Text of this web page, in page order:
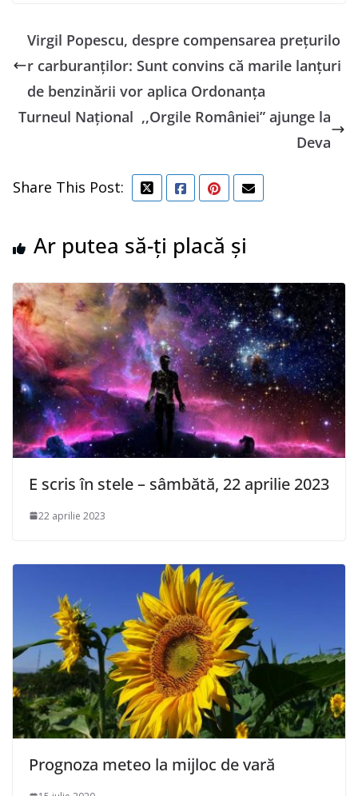
Virgil Popescu, despre compensarea preţurilo
r carburanţilor: Sunt convins că marile lanţuri
de benzinării vor aplica Ordonanţa
Turneul Național ,,Orgile României” ajunge la
Deva
Share This Post:
Ar putea să-ți placă și
E scris în stele – sâmbătă, 22 aprilie 2023
22 aprilie 2023
Prognoza meteo la mijloc de vară